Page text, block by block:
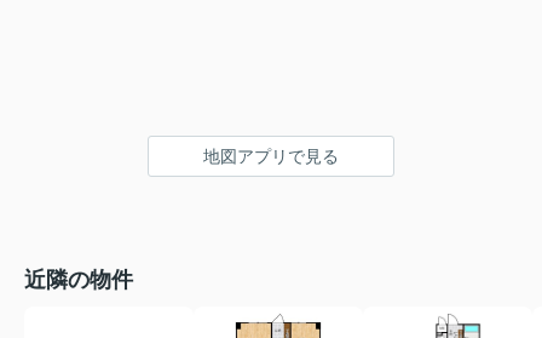
地図アプリで見る
近隣の物件